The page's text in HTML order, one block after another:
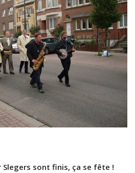
sont finis, ça se fête !